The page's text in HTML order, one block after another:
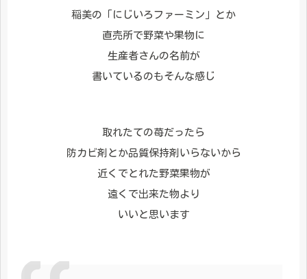
稲美の「にじいろファーミン」とか
直売所で野菜や果物に
生産者さんの名前が
書いているのもそんな感じ
取れたての苺だったら
防カビ剤とか品質保持剤いらないから
近くでとれた野菜果物が
遠くで出来た物より
いいと思います